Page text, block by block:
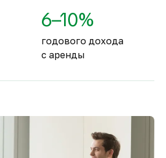
6–10%
годового дохода
с аренды